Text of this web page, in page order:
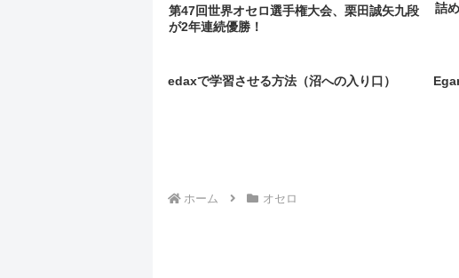
第47回世界オセロ選手権大会、栗田誠矢九段
が2年連続優勝！
詰
edaxで学習させる方法（沼への入り口）
ホーム オセロ